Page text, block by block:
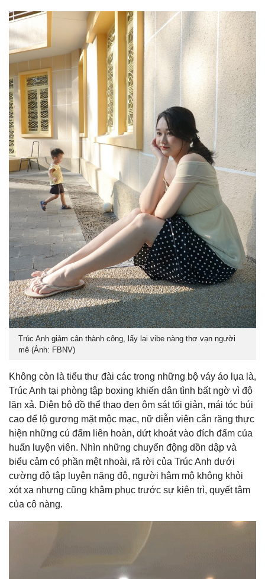
Trúc Anh giảm cân thành công, lấy lại vibe nàng thơ vạn người
mê (Ảnh: FBNV)
Không còn là tiểu thư đài các trong những bộ váy áo lụa là,
Trúc Anh tại phòng tập boxing khiến dân tình bất ngờ vì độ
lăn xả. Diện bộ đồ thể thao đen ôm sát tối giản, mái tóc búi
cao để lộ gương mặt mộc mạc, nữ diễn viên cắn răng thực
hiện những cú đấm liên hoàn, dứt khoát vào đích đấm của
huấn luyện viên. Nhìn những chuyển động dồn dập và
biểu cảm có phần mệt nhoài, rã rời của Trúc Anh dưới
cường độ tập luyện nặng đô, người hâm mộ không khỏi
xót xa nhưng cũng khâm phục trước sự kiên trì, quyết tâm
của cô nàng.